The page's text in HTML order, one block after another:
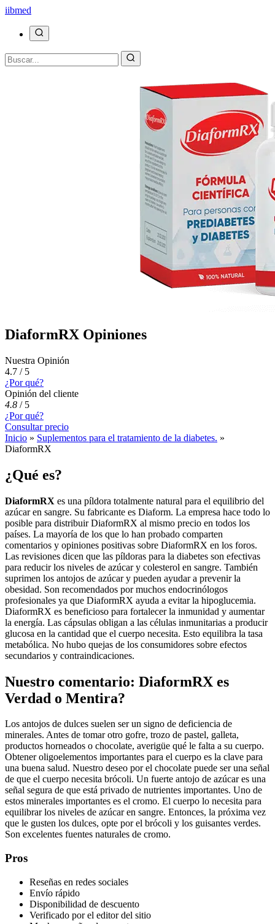
iibmed
DiaformRX Opiniones
Nuestra Opinión
4.7 / 5
¿Por qué?
Opinión del cliente
4.8 / 5
¿Por qué?
Consultar precio
Inicio » Suplementos para el tratamiento de la diabetes. »
DiaformRX
¿Qué es?
DiaformRX es una píldora totalmente natural para el equilibrio del
azúcar en sangre. Su fabricante es Diaform. La empresa hace todo lo
posible para distribuir DiaformRX al mismo precio en todos los
países. La mayoría de los que lo han probado comparten
comentarios y opiniones positivas sobre DiaformRX en los foros.
Las revisiones dicen que las píldoras para la diabetes son efectivas
para reducir los niveles de azúcar y colesterol en sangre. También
suprimen los antojos de azúcar y pueden ayudar a prevenir la
obesidad. Son recomendados por muchos endocrinólogos
profesionales ya que DiaformRX ayuda a evitar la hipoglucemia.
DiaformRX es beneficioso para fortalecer la inmunidad y aumentar
la energía. Las cápsulas obligan a las células inmunitarias a producir
glucosa en la cantidad que el cuerpo necesita. Esto equilibra la tasa
metabólica. No hubo quejas de los consumidores sobre efectos
secundarios y contraindicaciones.
Nuestro comentario: DiaformRX es
Verdad o Mentira?
Los antojos de dulces suelen ser un signo de deficiencia de
minerales. Antes de tomar otro gofre, trozo de pastel, galleta,
productos horneados o chocolate, averigüe qué le falta a su cuerpo.
Obtener oligoelementos importantes para el cuerpo es la clave para
una buena salud. Nuestro deseo por el chocolate puede ser una señal
de que el cuerpo necesita brócoli. Un fuerte antojo de azúcar es una
señal segura de que está privado de nutrientes importantes. Uno de
estos minerales importantes es el cromo. El cuerpo lo necesita para
equilibrar los niveles de azúcar en sangre. Entonces, la próxima vez
que le gusten los dulces, opte por el brócoli y los guisantes verdes.
Son excelentes fuentes naturales de cromo.
Pros
Reseñas en redes sociales
Envío rápido
Disponibilidad de descuento
Verificado por el editor del sitio